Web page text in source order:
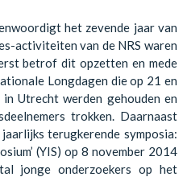
het zevende jaar van
activiteiten van de NRS waren
betrof dit opzetten en mede
Longdagen die op 21 en
Utrecht werden gehouden en
trokken. Daarnaast
terugkerende symposia:
(YIS) op 8 november 2014
jonge onderzoekers op het